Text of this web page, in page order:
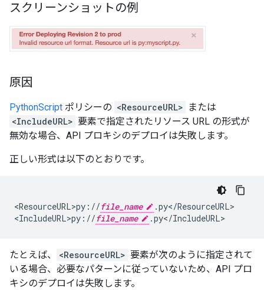
スクリーンショットの例
原因
PythonScript ポリシーの <ResourceURL>
または
<IncludeURL> 要素で指定されたリソース URL の形式が
無効な場合、API プロキシのデプロイは失敗します。
正しい形式は以下のとおりです。
<ResourceURL>py : //file_name .py</ResourceURL>
<IncludeURL>py : //file_name .py</IncludeURL>
たとえば、 <ResourceURL> 要素が次のように指定されて
いる場合、必要なパターンに従っていないため、API プロ
キシのデプロイは失敗します。